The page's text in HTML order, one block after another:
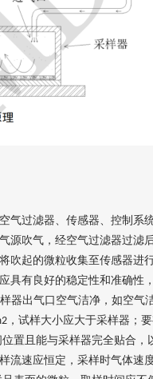
气过滤器、传感器、控制系
源吹气，经空气过滤器过滤
吹起的微粒收集至传感器进
具有良好的稳定性和准确性
器出气口空气洁净，如空气
，试样大小应大于采样器；
置且能与采样器完全贴合，
流速应恒定，采样时气体速